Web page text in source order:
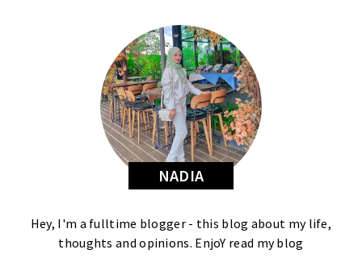
NADIA
Hey, I'm a fulltime blogger - this blog about my life,
thoughts and opinions. EnjoY read my blog